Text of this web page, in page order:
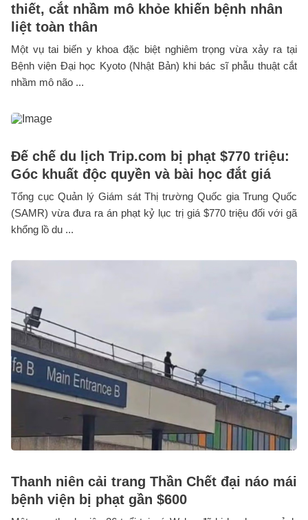
thiết, cắt nhầm mô khỏe khiến bệnh nhân
liệt toàn thân
Một vụ tai biến y khoa đặc biệt nghiêm trọng vừa xảy ra tại
Bệnh viện Đại học Kyoto (Nhật Bản) khi bác sĩ phẫu thuật cắt
nhầm mô não ...
Đế chế du lịch Trip.com bị phạt $770 triệu:
Góc khuất độc quyền và bài học đắt giá
Tổng cục Quản lý Giám sát Thị trường Quốc gia Trung Quốc
(SAMR) vừa đưa ra án phạt kỷ lục trị giá $770 triệu đối với gã
khổng lồ du ...
Thanh niên cải trang Thần Chết đại náo mái
bệnh viện bị phạt gần $600